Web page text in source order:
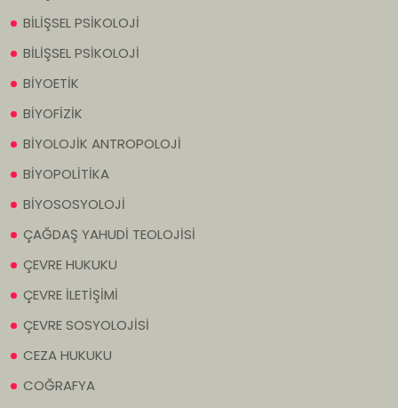
BİLİŞSEL PSİKOLOJİ
BİLİŞSEL PSİKOLOJİ
BİYOETİK
BİYOFİZİK
BİYOLOJİK ANTROPOLOJİ
BİYOPOLİTİKA
BİYOSOSYOLOJİ
ÇAĞDAŞ YAHUDİ TEOLOJİSİ
ÇEVRE HUKUKU
ÇEVRE İLETİŞİMİ
ÇEVRE SOSYOLOJİSİ
CEZA HUKUKU
COĞRAFYA